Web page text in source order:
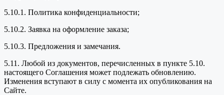
5.10.1. Политика конфиденциальности;
5.10.2. Заявка на оформление заказа;
5.10.3. Предложения и замечания.
5.11. Любой из документов, перечисленных в пункте 5.10.
настоящего Соглашения может подлежать обновлению.
Изменения вступают в силу с момента их опубликования на
Сайте.